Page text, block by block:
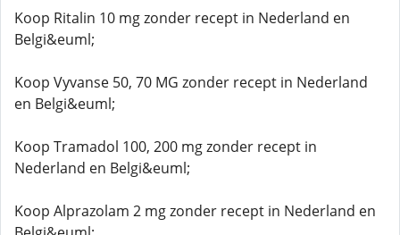
Koop Ritalin 10 mg zonder recept in Nederland en
Belgi&euml;
Koop Vyvanse 50, 70 MG zonder recept in Nederland
en Belgi&euml;
Koop Tramadol 100, 200 mg zonder recept in
Nederland en Belgi&euml;
Koop Alprazolam 2 mg zonder recept in Nederland en